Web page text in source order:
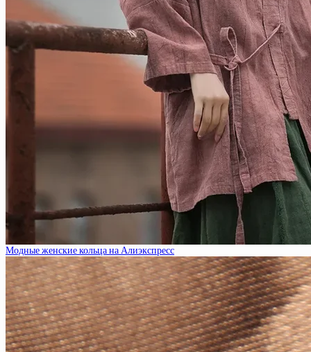
Модные женские кольца на Алиэкспресс